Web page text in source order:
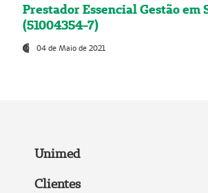
Prestador Essencial Gestão em
(51004354-7)
04 de Maio de 2021
Unimed
Clientes